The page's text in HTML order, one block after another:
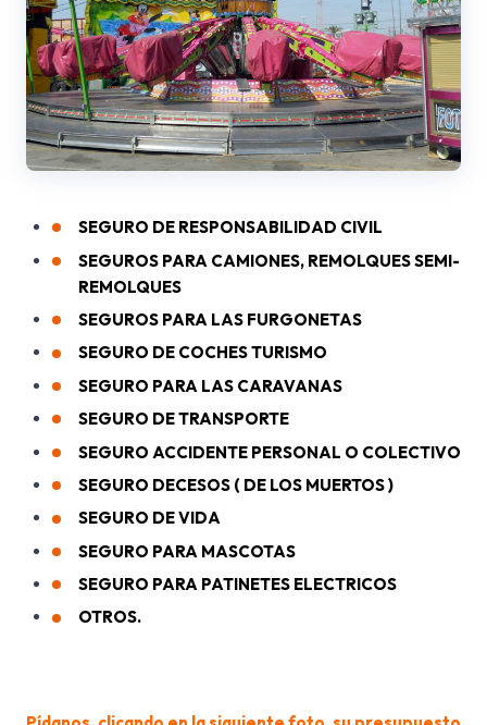
SEGURO DE RESPONSABILIDAD CIVIL
SEGUROS PARA CAMIONES, REMOLQUES SEMI-
REMOLQUES
SEGUROS PARA LAS FURGONETAS
SEGURO DE COCHES TURISMO
SEGURO PARA LAS CARAVANAS
SEGURO DE TRANSPORTE
SEGURO ACCIDENTE PERSONAL O COLECTIVO
SEGURO DECESOS ( DE LOS MUERTOS )
SEGURO DE VIDA
SEGURO PARA MASCOTAS
SEGURO PARA PATINETES ELECTRICOS
OTROS.